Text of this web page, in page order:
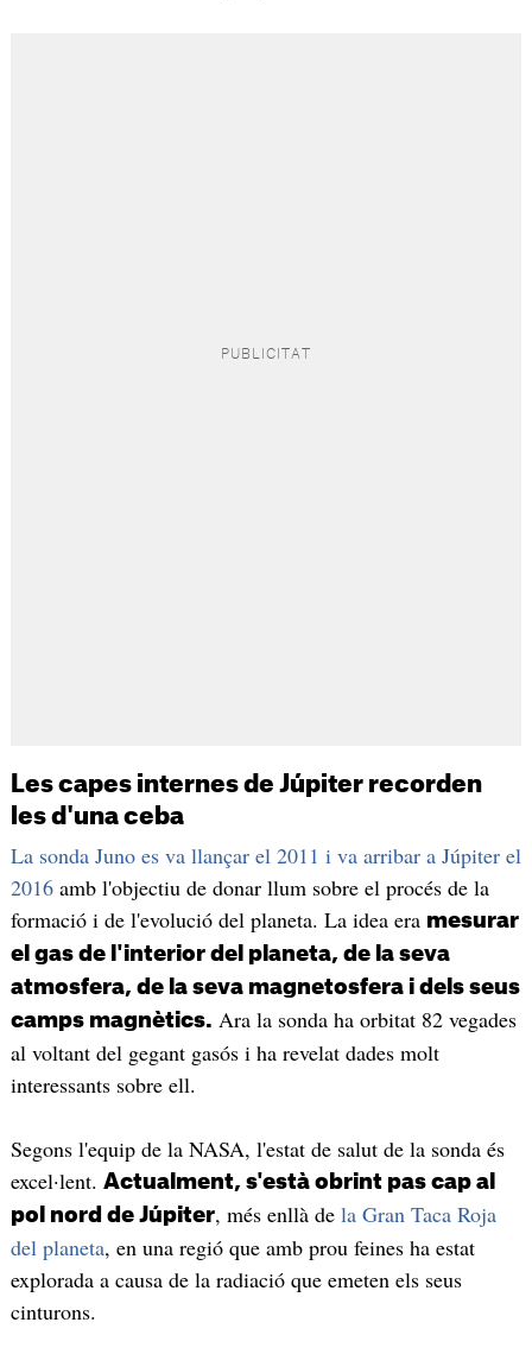
Les capes internes de Júpiter recorden
les d'una ceba
La sonda Juno es va llançar el 2011 i va arribar a Júpiter el
2016amb l'objectiu de donar llum sobre el procés de la
formació i de l'evolució del planeta. La idea era mesurar
el gas de l'interior del planeta, de la seva
atmosfera, de la seva magnetosfera i dels seus
camps magnètics. Ara la sonda ha orbitat 82 vegades
al voltant del gegant gasós i ha revelat dades molt
interessants sobre ell.
Segons l'equip de la NASA, l'estat de salut de la sonda és
excel·lent. Actualment, s'està obrint pas cap al
pol nord de Júpiter, més enllà de la Gran Taca Roja
del planeta, en una regió que amb prou feines ha estat
explorada a causa de la radiació que emeten els seus
cinturons.